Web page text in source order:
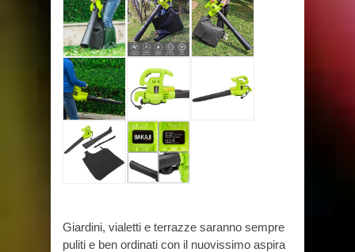
Giardini, vialetti e terrazze saranno sempre
puliti e ben ordinati con il nuovissimo aspira